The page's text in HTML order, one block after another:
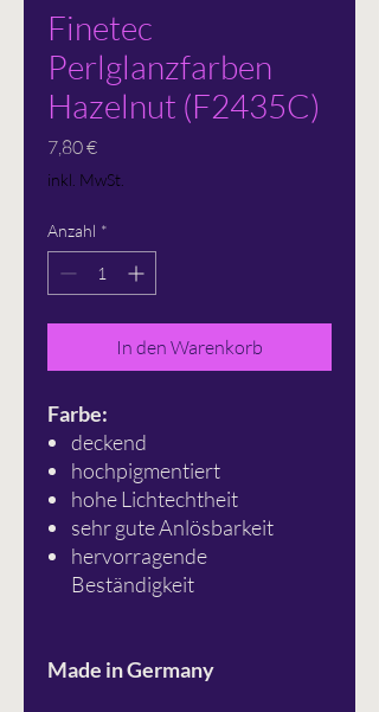
Finetec
Perlglanzfarben
Hazelnut (F2435C)
7,80 €Preis
inkl. MwSt.
Anzahl *
In den Warenkorb
Farbe:
deckend
hochpigmentiert
hohe Lichtechtheit
sehr gute Anlösbarkeit
hervorragende
Beständigkeit
Made in Germany